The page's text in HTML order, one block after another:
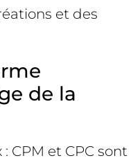
et des
de la
CPM et CPC sont